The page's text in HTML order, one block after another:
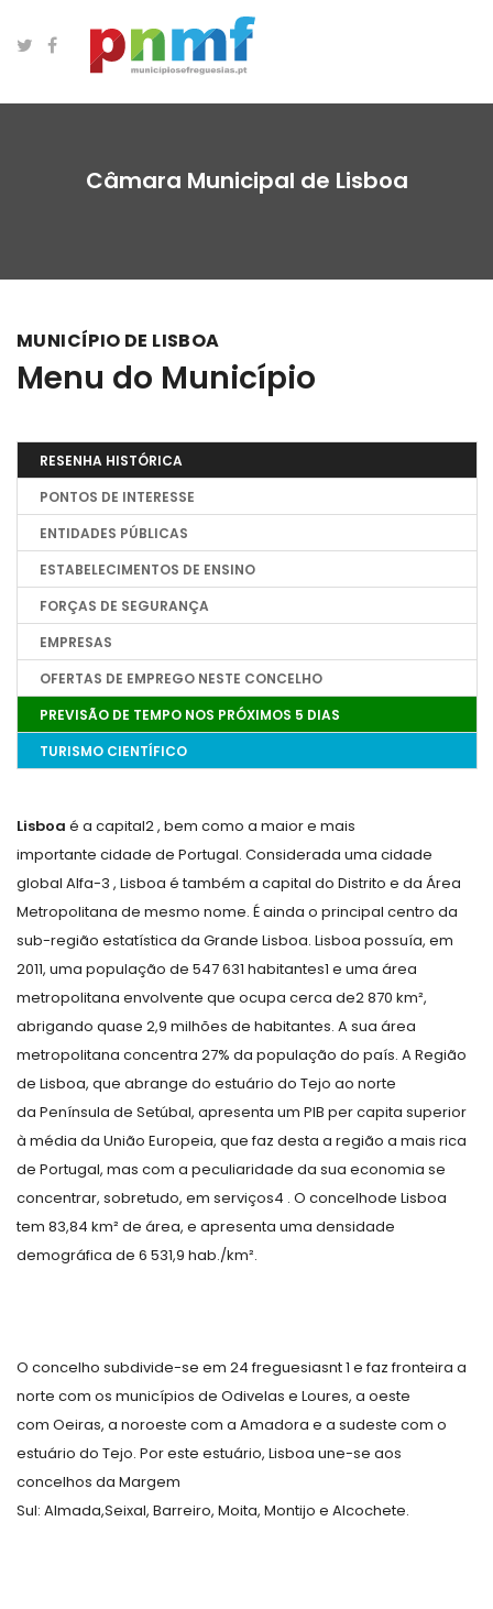
Câmara Municipal de Lisboa
MUNICÍPIO DE LISBOA
Menu do Município
RESENHA HISTÓRICA
PONTOS DE INTERESSE
ENTIDADES PÚBLICAS
ESTABELECIMENTOS DE ENSINO
FORÇAS DE SEGURANÇA
EMPRESAS
OFERTAS DE EMPREGO NESTE CONCELHO
PREVISÃO DE TEMPO NOS PRÓXIMOS 5 DIAS
TURISMO CIENTÍFICO
Lisboa é a capital2, bem como a maior e mais
importante cidade de Portugal. Considerada uma cidade
global Alfa-3 , Lisboa é também a capital do Distrito e da Área
Metropolitana de mesmo nome. É ainda o principal centro da
sub-região estatística da Grande Lisboa. Lisboa possuía, em
2011, uma população de 547 631 habitantes1 e uma área
metropolitana envolvente que ocupa cerca de2 870 km²,
abrigando quase 2,9 milhões de habitantes. A sua área
metropolitana concentra 27% da população do país. A Região
de Lisboa, que abrange do estuário do Tejo ao norte
da Península de Setúbal, apresenta um PIB per capita superior
à média da União Europeia, que faz desta a região a mais rica
de Portugal, mas com a peculiaridade da sua economia se
concentrar, sobretudo, em serviços4 . O concelhode Lisboa
tem 83,84 km² de área, e apresenta uma densidade
demográfica de 6 531,9 hab./km².
O concelho subdivide-se em 24 freguesiasnt 1 e faz fronteira a
norte com os municípios de Odivelas e Loures, a oeste
com Oeiras, a noroeste com a Amadora e a sudeste com o
estuário do Tejo. Por este estuário, Lisboa une-se aos
concelhos da Margem
Sul: Almada,Seixal, Barreiro, Moita, Montijo e Alcochete.